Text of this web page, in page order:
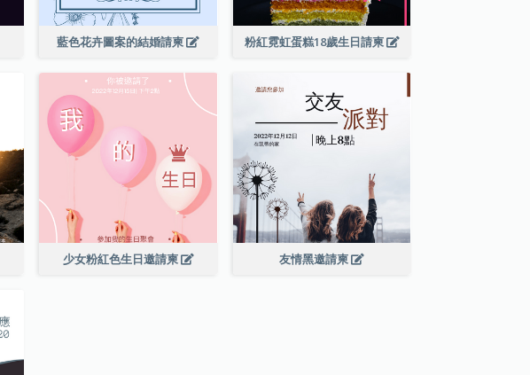
藍色花卉圖案的結婚請柬 粉紅霓虹蛋糕18歲生日請柬
少女粉紅色生日邀請柬 友情黑邀請柬